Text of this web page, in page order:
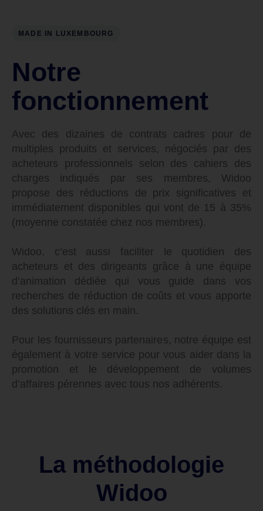
MADE IN LUXEMBOURG
Notre
fonctionnement
Avec des dizaines de contrats cadres pour de
multiples produits et services, négociés par des
acheteurs professionnels selon des cahiers des
charges indiqués par ses membres, Widoo
propose des réductions de prix significatives et
immédiatement disponibles qui vont de 15 à 35%
(moyenne constatée chez nos membres).
Widoo, c’est aussi faciliter le quotidien des
acheteurs et des dirigeants grâce à une équipe
d’animation dédiée qui vous guide dans vos
recherches de réduction de coûts et vous apporte
des solutions clés en main.
Pour les fournisseurs partenaires, notre équipe est
également à votre service pour vous aider dans la
promotion et le développement de volumes
d’affaires pérennes avec tous nos adhérents.
La méthodologie
Widoo